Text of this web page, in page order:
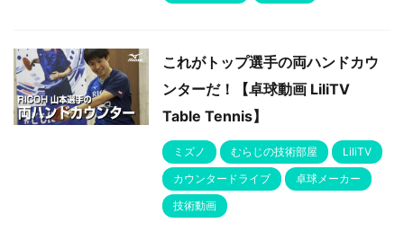
これがトップ選手の両ハンドカウ
ンターだ！【卓球動画 LiliTV
Table Tennis】
ミズノ むらじの技術部屋
LiliTV
カウンタードライブ
卓球メーカー
技術動画